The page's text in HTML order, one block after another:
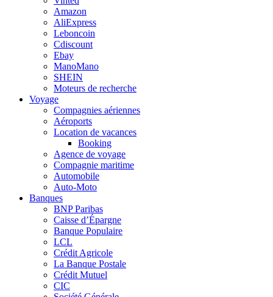
Amazon
AliExpress
Leboncoin
Cdiscount
Ebay
ManoMano
SHEIN
Moteurs de recherche
Voyage
Compagnies aériennes
Aéroports
Location de vacances
Booking
Agence de voyage
Compagnie maritime
Automobile
Auto-Moto
Banques
BNP Paribas
Caisse d’Épargne
Banque Populaire
LCL
Crédit Agricole
La Banque Postale
Crédit Mutuel
CIC